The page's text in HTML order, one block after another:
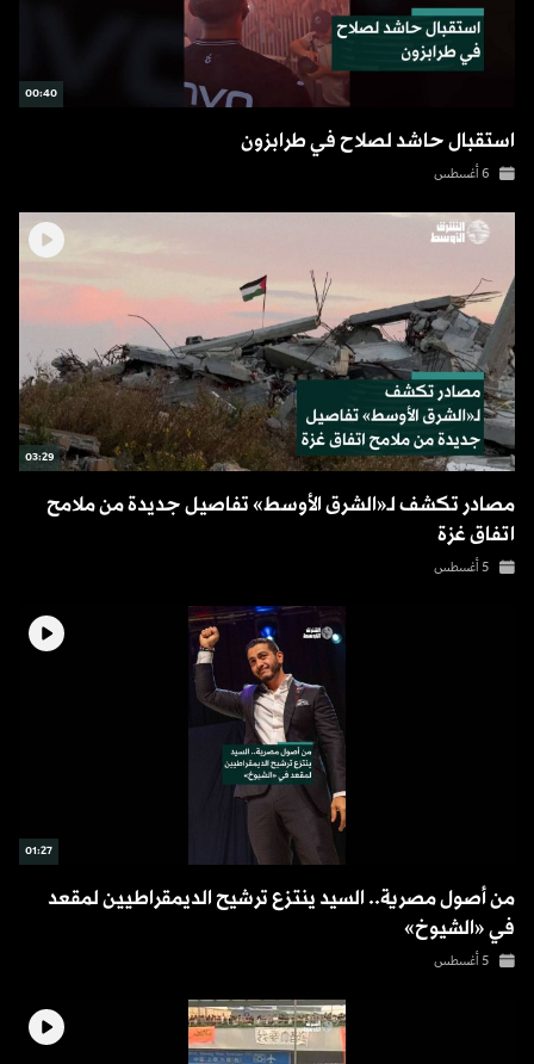
00:40
استقبال حاشد لصلاح في طرابزون
6 أغسطس
03:29
مصادر تكشف لـ«الشرق الأوسط» تفاصيل جديدة من ملامح
اتفاق غزة
5 أغسطس
01:27
من أصول مصرية.. السيد ينتزع ترشيح الديمقراطيين لمقعد
في «الشيوخ»
5 أغسطس